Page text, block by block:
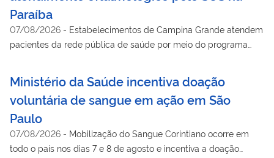
Paraíba
07/08/2026 - Estabelecimentos de Campina Grande atendem
pacientes da rede pública de saúde por meio do programa
Ministério da Saúde incentiva doação
voluntária de sangue em ação em São
Paulo
07/08/2026 - Mobilização do Sangue Corintiano ocorre em
todo o país nos dias 7 e 8 de agosto e incentiva a doação